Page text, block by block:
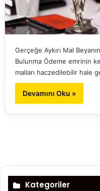
Gerçeğe Aykırı Mal
Bulunma Ödeme emrinin
malları haczedilebilir hale
Devamını Oku »
Kategoriler